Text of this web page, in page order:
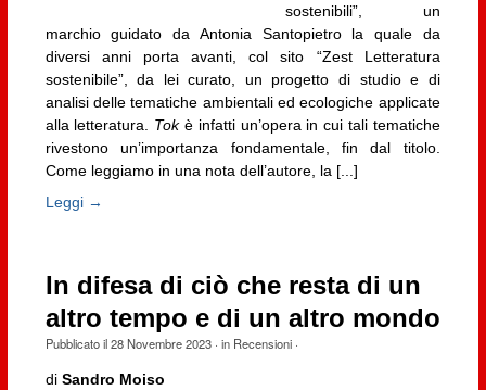
sostenibili”, un
marchio guidato da Antonia Santopietro la quale da
diversi anni porta avanti, col sito “Zest Letteratura
sostenibile”, da lei curato, un progetto di studio e di
analisi delle tematiche ambientali ed ecologiche applicate
alla letteratura. Tokè infatti un’opera in cui tali tematiche
rivestono un’importanza fondamentale, fin dal titolo.
Come leggiamo in una nota dell’autore, la [...]
Leggi →
In difesa di ciò che resta di un
altro tempo e di un altro mondo
Pubblicato il28 Novembre 2023· in Recensioni·
di Sandro Moiso